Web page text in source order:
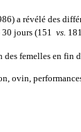
a révélé des
jours (151 vs.
femelles en fin
ovin,